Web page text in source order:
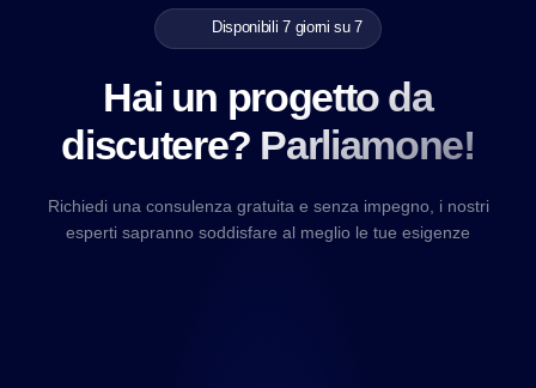
Disponibili 7 giorni su 7
Hai un progetto da
discutere? Parliamone!
Richiedi una consulenza gratuita e senza impegno, i nostri
esperti sapranno soddisfare al meglio le tue esigenze